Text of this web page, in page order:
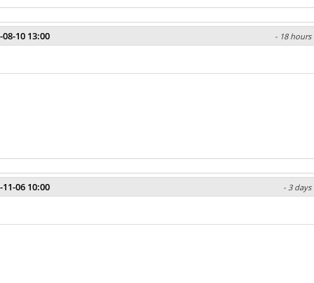
08-10 13:00 - 18 hours
11-06 10:00 - 3 days